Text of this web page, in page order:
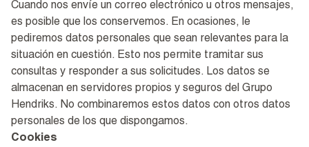
Cuando nos envíe un correo electrónico u otros mensajes,
es posible que los conservemos. En ocasiones, le
pediremos datos personales que sean relevantes para la
situación en cuestión. Esto nos permite tramitar sus
consultas y responder a sus solicitudes. Los datos se
almacenan en servidores propios y seguros del Grupo
Hendriks. No combinaremos estos datos con otros datos
personales de los que dispongamos.
Cookies